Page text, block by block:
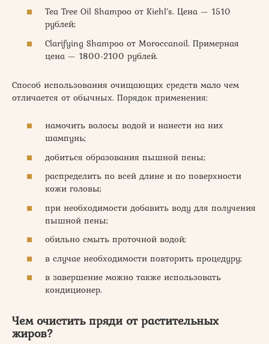
Tea Tree Oil Shampoo от Kiehl’s. Цена — 1510
рублей;
Clarifying Shampoo от Moroccanoil. Примерная
цена — 1800-2100 рублей.
Способ использования очищающих средств мало чем
отличается от обычных. Порядок применения:
намочить волосы водой и нанести на них
шампунь;
добиться образования пышной пены;
распределить по всей длине и по поверхности
кожи головы;
при необходимости добавить воду для получения
пышной пены;
обильно смыть проточной водой;
в случае необходимости повторить процедуру;
в завершение можно также использовать
кондиционер.
Чем очистить пряди от растительных
жиров?